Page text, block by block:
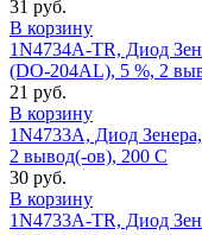
31 руб.
В корзину
1N4734A-TR, Диод
(DO-204AL), 5 %, 2
21 руб.
В корзину
1N4733A, Диод
2 вывод(-ов), 200 C
30 руб.
В корзину
1N4733A-TR, Диод